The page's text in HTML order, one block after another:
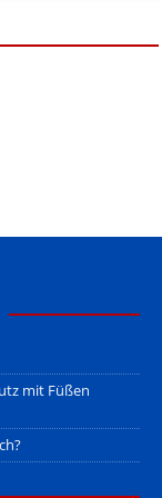
mit Füßen